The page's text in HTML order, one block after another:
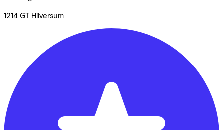
1214 GT Hilversum